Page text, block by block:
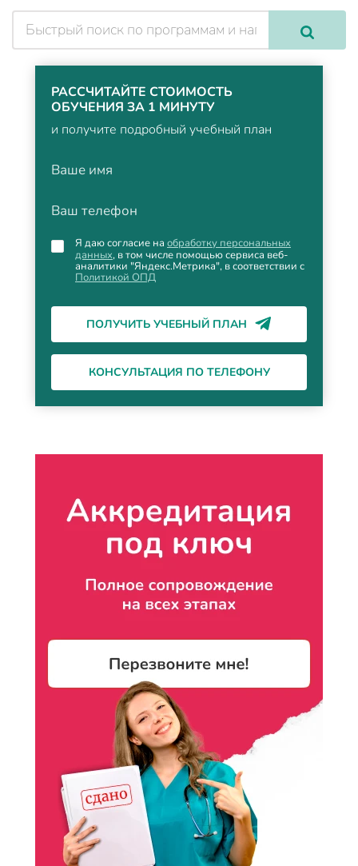
РАССЧИТАЙТЕ СТОИМОСТЬ
ОБУЧЕНИЯ ЗА 1 МИНУТУ
и получите подробный учебный план
Ваше имя
Ваш телефон
Я даю согласие на обработку персональных
данных, в том числе помощью сервиса веб-
аналитики "Яндекс.Метрика", в соответствии с
Политикой ОПД
ПОЛУЧИТЬ УЧЕБНЫЙ ПЛАН
КОНСУЛЬТАЦИЯ ПО ТЕЛЕФОНУ